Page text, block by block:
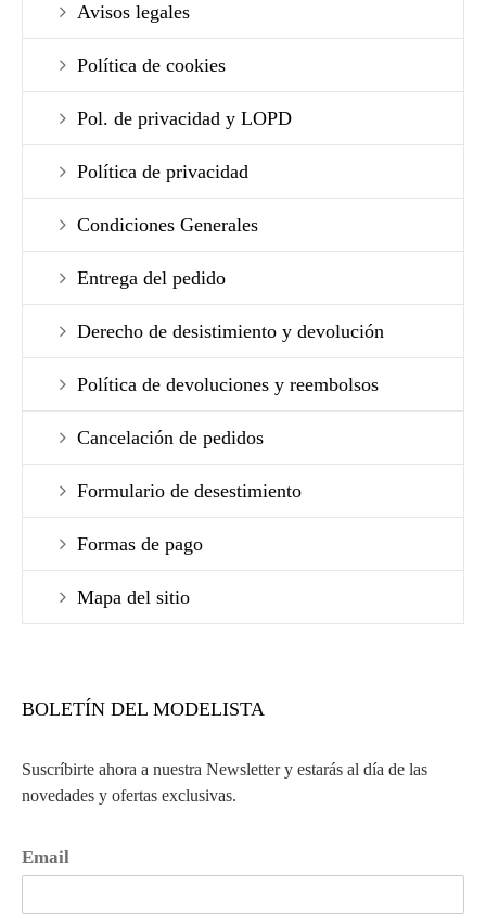
Avisos legales
Política de cookies
Pol. de privacidad y LOPD
Política de privacidad
Condiciones Generales
Entrega del pedido
Derecho de desistimiento y devolución
Política de devoluciones y reembolsos
Cancelación de pedidos
Formulario de desestimiento
Formas de pago
Mapa del sitio
BOLETÍN DEL MODELISTA
Suscríbirte ahora a nuestra Newsletter y estarás al día de las
novedades y ofertas exclusivas.
Email